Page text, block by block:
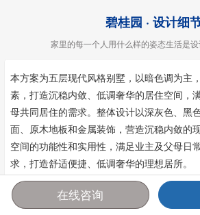
碧桂园 · 设计细
家里的每一个人用什么样的姿态生活是
本方案为五层现代风格别墅，以暗色调为主
素，打造沉稳内敛、低调奢华的居住空间，
母共同居住的需求。整体设计以深灰色、黑
面、原木地板和金属装饰，营造沉稳内敛的
空间的功能性和实用性，满足业主及父母日
求，打造舒适便捷、低调奢华的理想居所。
首页 报价 电话
在线咨询